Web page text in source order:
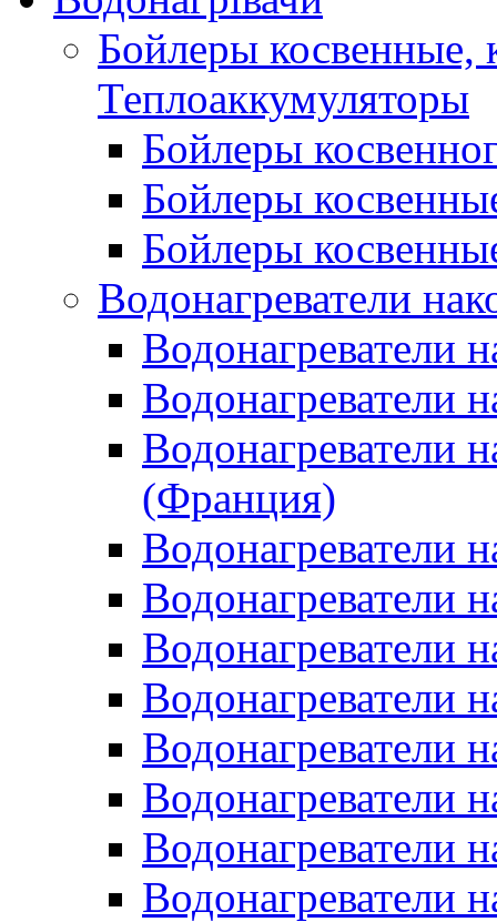
Бойлеры косвенные,
Теплоаккумуляторы
Бойлеры
Бойлеры
Бойлеры
Водонагреватели
Водонагреватели
Водонагреватели
Водонагреватели
(Франция)
Водонагреватели
Водонагреватели
Водонагреватели
Водонагреватели
Водонагреватели
Водонагреватели
Водонагреватели
Водонагреватели